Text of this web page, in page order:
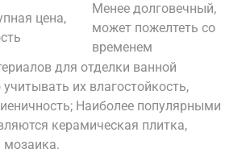
цена,
Менее долговечный,
может пожелтеть со
временем
для отделки ванной
их влагостойкость,
Наиболее популярными
керамическая плитка,
мозаика.